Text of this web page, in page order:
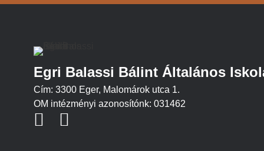
Egri Balassi Bálint Általános
Cím: 3300 Eger, Malomárok utca 1.
OM intézményi azonosítónk: 031462